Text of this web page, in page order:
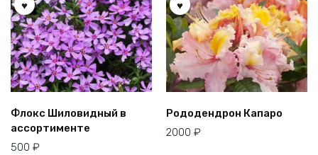
Флокс Шиловидный в
ассортименте
500 ₽
Рододендрон Капаро
2000 ₽